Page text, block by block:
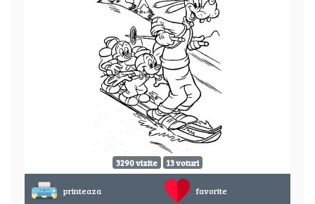
3290 vizite 13 voturi
printeaza favorite